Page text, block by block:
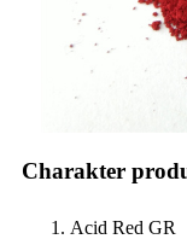
Charakter
Acid Red GR